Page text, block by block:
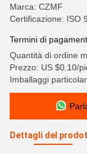
Marca: CZMF
Certificazione: ISO
Termini di
Quantità di ordine
Prezzo: US $0.10/
Imballaggi
Dettagli del